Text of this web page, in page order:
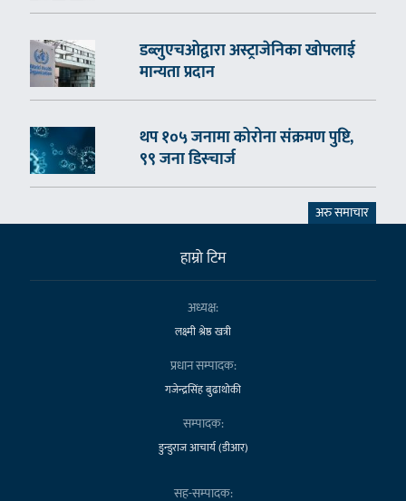
डब्लुएचओद्वारा अस्ट्राजेनिका खोपलाई
मान्यता प्रदान
थप १०५ जनामा कोरोना संक्रमण पुष्टि,
९९ जना डिस्चार्ज
अरु समाचार
हाम्राे टिम
अध्यक्ष:
लक्ष्मी श्रेष्ठ खत्री
प्रधान सम्पादक:
गजेन्द्रसिंह बुढाथोकी
सम्पादक:
डुन्डुराज आचार्य (डीआर)
सह-सम्पादक: